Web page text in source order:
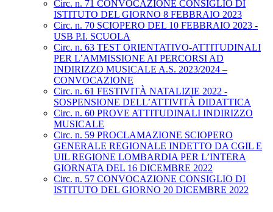
Circ. n. 71 CONVOCAZIONE CONSIGLIO DI
ISTITUTO DEL GIORNO 8 FEBBRAIO 2023
Circ. n. 70 SCIOPERO DEL 10 FEBBRAIO 2023 -
USB P.I. SCUOLA
Circ. n. 63 TEST ORIENTATIVO-ATTITUDINALI
PER L’AMMISSIONE AI PERCORSI AD
INDIRIZZO MUSICALE A.S. 2023/2024 –
CONVOCAZIONE
Circ. n. 61 FESTIVITÀ NATALIZIE 2022 -
SOSPENSIONE DELL’ATTIVITÀ DIDATTICA
Circ. n. 60 PROVE ATTITUDINALI INDIRIZZO
MUSICALE
Circ. n. 59 PROCLAMAZIONE SCIOPERO
GENERALE REGIONALE INDETTO DA CGIL E
UIL REGIONE LOMBARDIA PER L’INTERA
GIORNATA DEL 16 DICEMBRE 2022
Circ. n. 57 CONVOCAZIONE CONSIGLIO DI
ISTITUTO DEL GIORNO 20 DICEMBRE 2022